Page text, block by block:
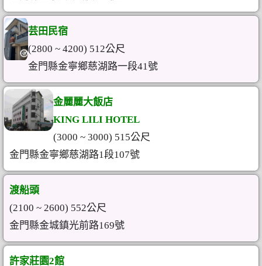
芸田民宿
(2800 ~ 4200) 512公尺
金門縣金寧鄉慈湖路一段41號
金麗麗大飯店
KING LILI HOTEL
(3000 ~ 3000) 515公尺
金門縣金寧鄉慈湖路1段107號
渡船頭
(2100 ~ 2600) 552公尺
金門縣金城鎮光前路169號
許家莊園2館